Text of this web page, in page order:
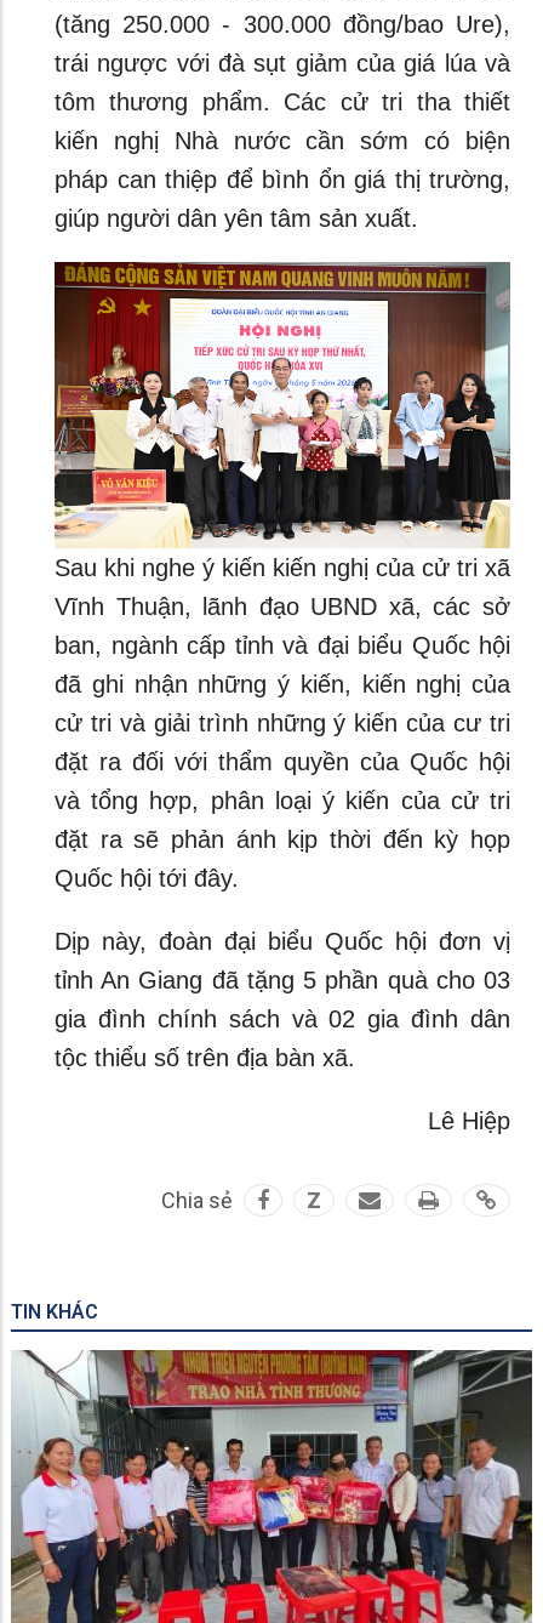
(tăng 250.000 - 300.000 đồng/bao Ure),
trái ngược với đà sụt giảm của giá lúa và
tôm thương phẩm. Các cử tri tha thiết
kiến nghị Nhà nước cần sớm có biện
pháp can thiệp để bình ổn giá thị trường,
giúp người dân yên tâm sản xuất.
Sau khi nghe ý kiến kiến nghị của cử tri xã
Vĩnh Thuận, lãnh đạo UBND xã, các sở
ban, ngành cấp tỉnh và đại biểu Quốc hội
đã ghi nhận những ý kiến, kiến nghị của
cử tri và giải trình những ý kiến của cư tri
đặt ra đối với thẩm quyền của Quốc hội
và tổng hợp, phân loại ý kiến của cử tri
đặt ra sẽ phản ánh kịp thời đến kỳ họp
Quốc hội tới đây.
Dịp này, đoàn đại biểu Quốc hội đơn vị
tỉnh An Giang đã tặng 5 phần quà cho 03
gia đình chính sách và 02 gia đình dân
tộc thiểu số trên địa bàn xã.
Lê Hiệp
Chia sẻ Z
TIN KHÁC